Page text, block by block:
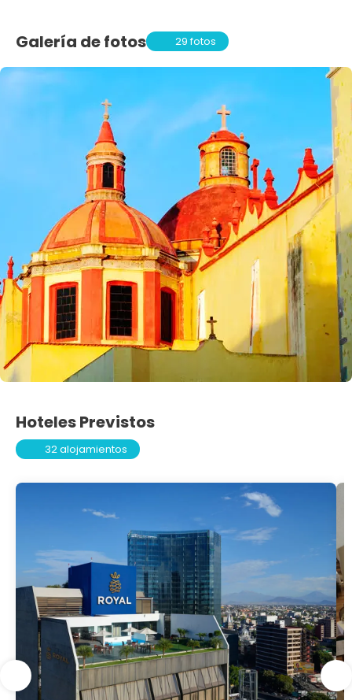
Galería de fotos 29 fotos
Hoteles Previstos
32 alojamientos